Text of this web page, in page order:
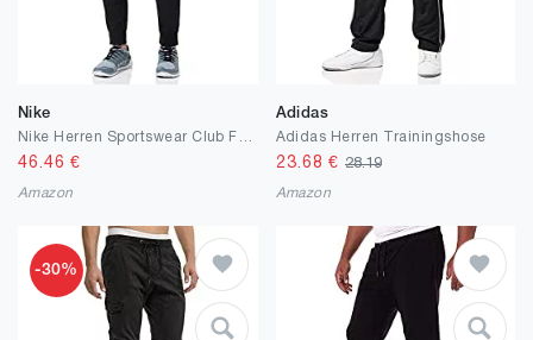
Nike
46.46 €
Amazon
Adidas
Adidas Herren Trainingshose
23.68 € 28.19
Amazon
-30%